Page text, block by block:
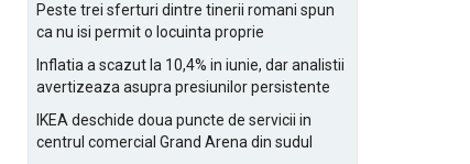
Peste trei sferturi dintre tinerii romani spun
ca nu isi permit o locuinta proprie
Inflatia a scazut la 10,4% in iunie, dar analistii
avertizeaza asupra presiunilor persistente
IKEA deschide doua puncte de servicii in
centrul comercial Grand Arena din sudul